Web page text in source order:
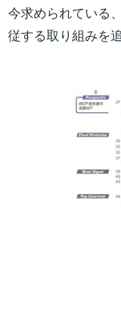
今求められている
従する取り組みを